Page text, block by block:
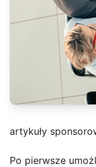
artykuły
Po pierwsze